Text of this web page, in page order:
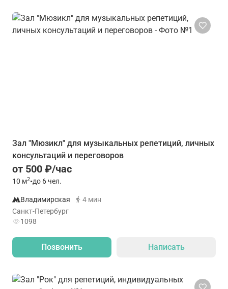
Зал "Мюзикл" для музыкальных репетиций, личных
консультаций и переговоров
от 500 ₽/час
10 м2•до 6 чел.
Владимирская
4 мин
Санкт-Петербург
1098
Позвонить Написать